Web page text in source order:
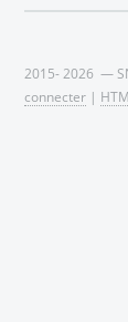
2015- 2026 —
connecter |